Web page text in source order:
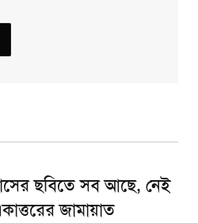
ছবিতে সব আছে, নেই
জামায়াত